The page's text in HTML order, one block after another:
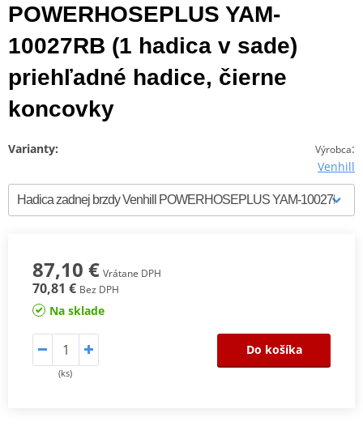
POWERHOSEPLUS YAM-
10027RB (1 hadica v sade)
priehľadné hadice, čierne
koncovky
Výrobca:
Venhill
Varianty:
87,10 € Vrátane DPH
70,81 € Bez DPH
Na sklade
(ks)
Do košíka